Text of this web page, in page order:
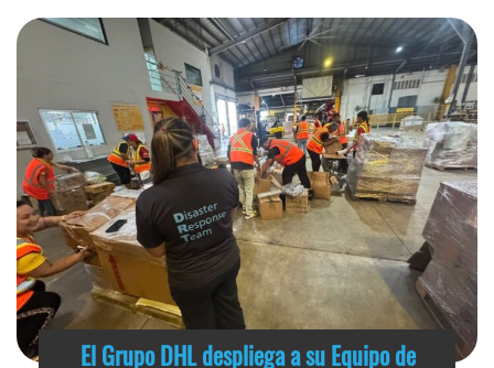
El Grupo DHL despliega a su Equipo de